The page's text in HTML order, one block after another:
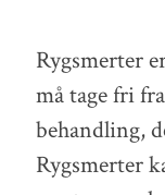
Rygsmerter
må tage fri
behandling,
Rygsmerter